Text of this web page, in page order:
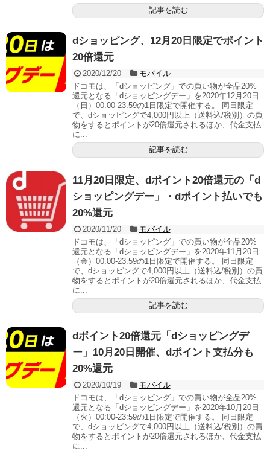
記事を読む
dショッピング、12月20日限定でポイント
20倍還元
2020/12/20
モバイル
ドコモは、「dショッピング」での買い物が全品20%
還元となる「dショッピングデー」を2020年12月20日
（日）00:00-23:59の1日限定で開催する。 同日限定
で、dショッピングで4,000円以上（送料込/税別）の買
物をするとポイントが20倍還元されるほか、代金支払
に...
記事を読む
11月20日限定、dポイント20倍還元の「d
ショッピングデー」・dポイント払いでも
20%還元
2020/11/20
モバイル
ドコモは、「dショッピング」での買い物が全品20%
還元となる「dショッピングデー」を2020年11月20日
（金）00:00-23:59の1日限定で開催する。 同日限定
で、dショッピングで4,000円以上（送料込/税別）の買
物をするとポイントが20倍還元されるほか、代金支払
に...
記事を読む
dポイント20倍還元「dショッピングデ
ー」10月20日開催、dポイント支払分も
20%還元
2020/10/19
モバイル
ドコモは、「dショッピング」での買い物が全品20%
還元となる「dショッピングデー」を2020年10月20日
（火）00:00-23:59の1日限定で開催する。 同日限定
で、dショッピングで4,000円以上（送料込/税別）の買
物をするとポイントが20倍還元されるほか、代金支払
に...